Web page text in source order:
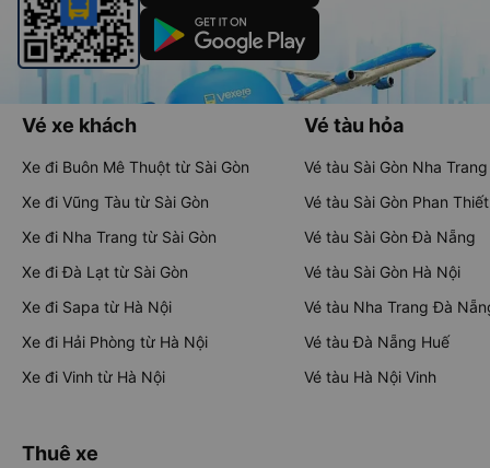
Vé xe khách
Xe đi Buôn Mê Thuột từ Sài Gòn
Xe đi Vũng Tàu từ Sài Gòn
Xe đi Nha Trang từ Sài Gòn
Xe đi Đà Lạt từ Sài Gòn
Xe đi Sapa từ Hà Nội
Xe đi Hải Phòng từ Hà Nội
Xe đi Vinh từ Hà Nội
Vé tàu hỏa
Vé tàu Sài Gòn Nha Trang
Vé tàu Sài Gòn Phan Thiết
Vé tàu Sài Gòn Đà Nẵng
Vé tàu Sài Gòn Hà Nội
Vé tàu Nha Trang Đà
Vé tàu Đà Nẵng Huế
Vé tàu Hà Nội Vinh
Thuê xe